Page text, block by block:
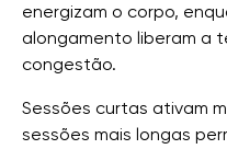
energizam o corpo,
alongamento liberam a
congestão.
Sessões curtas ativam
sessões mais longas